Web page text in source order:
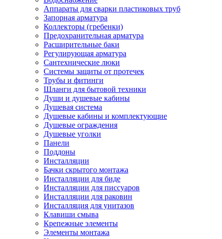
Аппараты для сварки пластиковых труб
Запорная арматура
Коллекторы (гребенки)
Предохранительная арматура
Расширительные баки
Регулирующая арматура
Сантехнические люки
Системы защиты от протечек
Трубы и фитинги
Шланги для бытовой техники
Души и душевые кабины
Душевая система
Душевые кабины и комплектующие
Душевые ограждения
Душевые уголки
Панели
Поддоны
Инсталляции
Бачки скрытого монтажа
Инсталляции для биде
Инсталляции для писсуаров
Инсталляции для раковин
Инсталляция для унитазов
Клавиши смыва
Крепежные элементы
Элементы монтажа